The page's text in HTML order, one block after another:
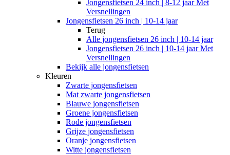
Jongensfietsen 24 inch | 8-12 jaar Met
Versnellingen
Jongensfietsen 26 inch | 10-14 jaar
Terug
Alle jongensfietsen 26 inch | 10-14 jaar
Jongensfietsen 26 inch | 10-14 jaar Met
Versnellingen
Bekijk alle jongensfietsen
Kleuren
Zwarte jongensfietsen
Mat zwarte jongensfietsen
Blauwe jongensfietsen
Groene jongensfietsen
Rode jongensfietsen
Grijze jongensfietsen
Oranje jongensfietsen
Witte jongensfietsen